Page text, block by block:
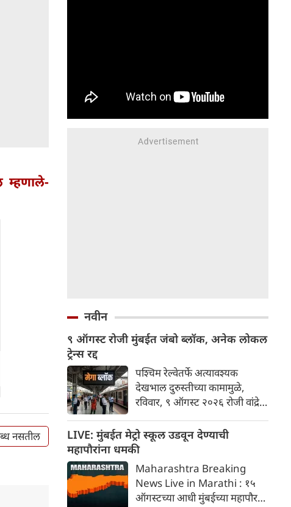
म्हणाले-
नसतील
नवीन
९ ऑगस्ट रोजी मुंबईत जंबो ब्लॉक, अनेक लोकल
ट्रेन्स रद्द
पश्चिम रेल्वेतर्फे अत्यावश्यक
देखभाल दुरुस्तीच्या कामामुळे,
रविवार, ९ ऑगस्ट २०२६ रोजी वांद्रे
स्थानकांदरम्यान हार्बर लाईनवर जंबो
ब्लॉक लागू करण्यात येईल. हा ब्लॉक
सकाळी १०:३० ते दुपारी ३:३० पर्यंत
लागू राहील.
LIVE: मुंबईत मेट्रो स्कूल उडवून देण्याची
महापौरांना धमकी
Maharashtra Breaking
News Live in Marathi : १५
ऑगस्टच्या आधी मुंबईच्या महापौर